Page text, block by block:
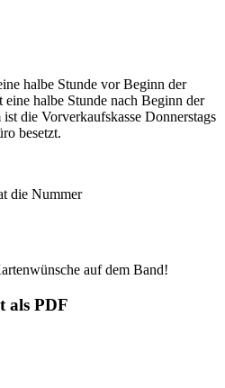
halbe Stunde vor Beginn der
halbe Stunde nach Beginn der
die Vorverkaufskasse Donnerstags
besetzt.
die Nummer
auf dem Band!
als PDF